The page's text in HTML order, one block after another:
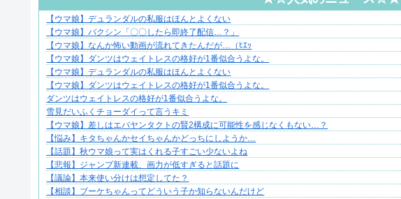
ずっと好き。俺はストーカーなんかじゃない。
【ウマ娘】デュランダルの私服はほんとよくない
【ウマ娘】バクシン「〇〇したら即終了配信…？」
【ウマ娘】なんか怖い動画が流れてきたんだが…（ﾋｴｯ
【ウマ娘】ダンツはウェイトレスの格好が1番似合うよな。
【ウマ娘】デュランダルの私服はほんとよくない
【ウマ娘】ダンツはウェイトレスの格好が1番似合うよな。
ダンツはウェイトレスの格好が1番似合うよな。
雪見だいふくチョーダイって言うキミ
【ウマ娘】差しはエバヤンタクトの賢2構成に可能性を感じなくもない…？
【悩み】キタちゃんかセイちゃんかどっちにしようか…
【話題】秋ウマ娘って実はくれる子すごい少ないよね
【悲報】ジャンプ新連載、画力が低すぎると話題に
【議論】本来使い分けは想定してた？
【相談】ブーケちゃんってどういう子か知らないんだけど